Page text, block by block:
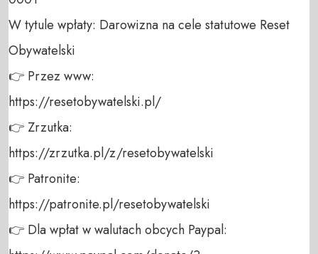
W tytule wpłaty: Darowizna na cele statutowe Reset
Obywatelski
👉 Przez www:
https://resetobywatelski.pl/
👉 Zrzutka:
https://zrzutka.pl/z/resetobywatelski
👉 Patronite:
https://patronite.pl/resetobywatelski
👉 Dla wpłat w walutach obcych Paypal: